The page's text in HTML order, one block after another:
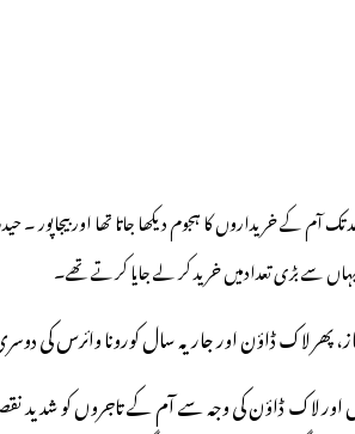
خریداروں کا ہجوم دیکھا جاتا تھا اور بیجاپور ۔
سے بڑی تعدادمیں خرید کر لے جایا کرتے تھے۔
پھر لاک ڈاؤن اور جاریہ سال کورونا وائرس
لاک ڈاؤن کی وجہ سے آم کے تاجروں کو شدید